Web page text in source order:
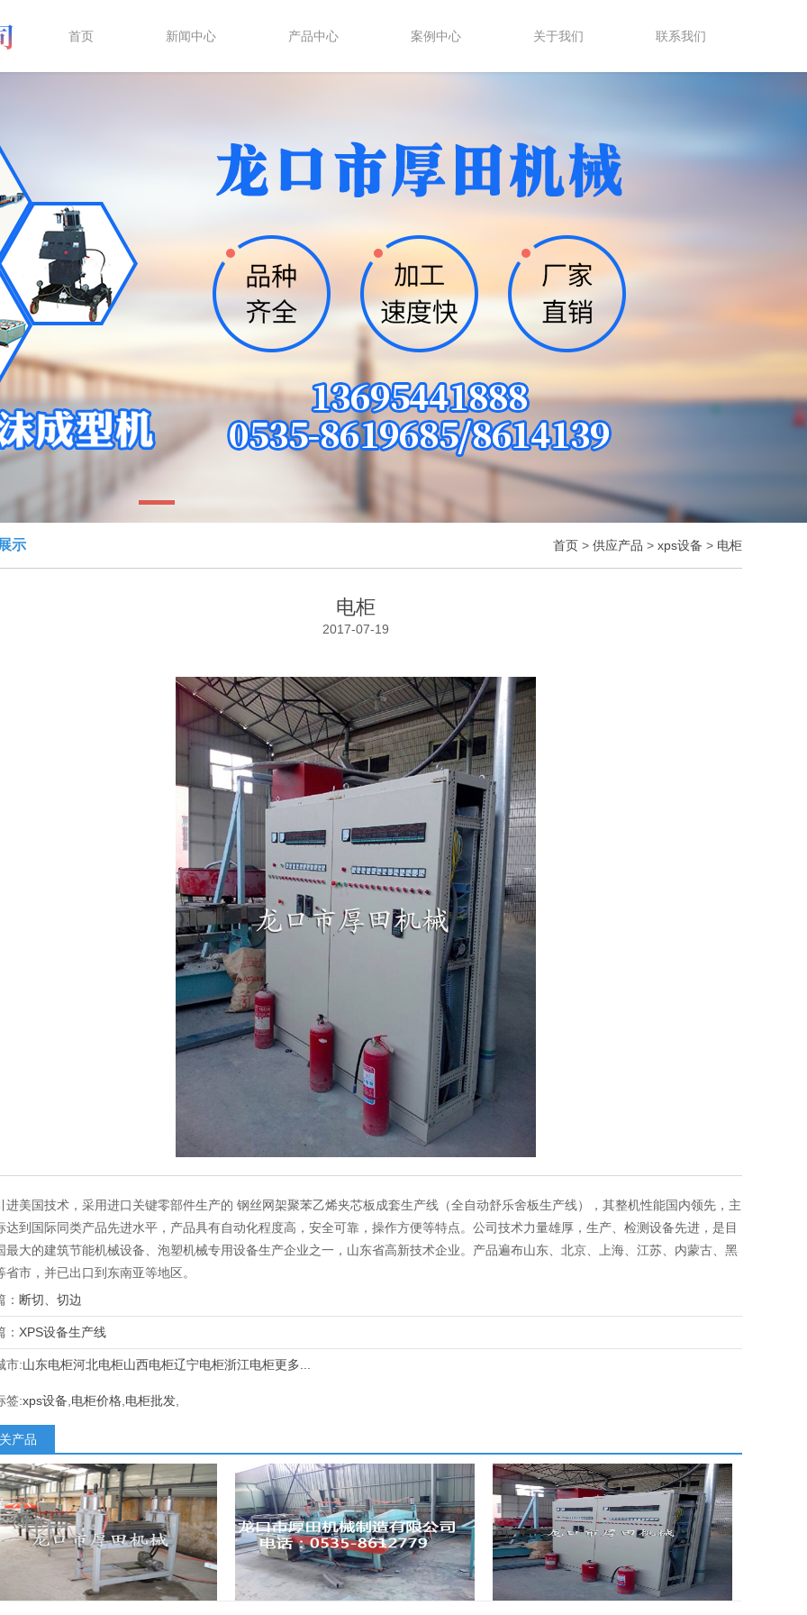
首页 新闻中心 产品中心 案例中心 关于我们 联系我们
示 首页 > 供应产品 > xps设备 > 电柜
电柜
2017-07-19
进美国技术，采用进口关键零部件生产的 钢丝网架聚苯乙烯夹芯板成套生产线（全自动舒乐舍板生产线），其整机性能国内领先，主
达到国际同类产品先进水平，产品具有自动化程度高，安全可靠，操作方便等特点。公司技术力量雄厚，生产、检测设备先进，是目
最大的建筑节能机械设备、泡塑机械专用设备生产企业之一，山东省高新技术企业。产品遍布山东、北京、上海、江苏、内蒙古、黑
省市，并已出口到东南亚等地区。
断切、切边
XPS设备生产线
市:山东电柜河北电柜山西电柜辽宁电柜浙江电柜更多...
签:xps设备 电柜价格 电柜批发
产品